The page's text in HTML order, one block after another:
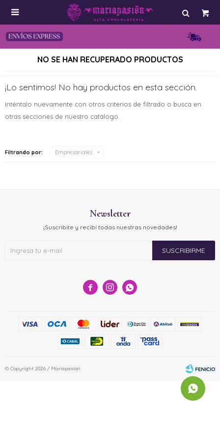

NO SE HAN RECUPERADO PRODUCTOS
¡Lo sentimos! No hay productos en esta sección.
Inténtalo nuevamente con otros criterios de filtrado o busca en
otras secciones de nuestro catálogo.
Filtrando por: Empresariales
  
Newsletter
¡Suscribite y recibí todas nuestras novedades!
SUSCRIBIRME
© Copyright 2026 / Mariapasión